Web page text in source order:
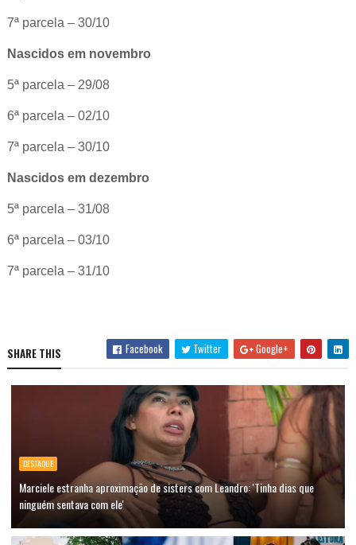
7ª parcela – 30/10
Nascidos em novembro
5ª parcela – 29/08
6ª parcela – 02/10
7ª parcela – 30/10
Nascidos em dezembro
5ª parcela – 31/08
6ª parcela – 03/10
7ª parcela – 31/10
SHARE THIS Facebook Twitter Google+
DESTAQUE
Marciele estranha aproximação de sisters com Leandro: 'Tinha dias que
ninguém sentava com ele'